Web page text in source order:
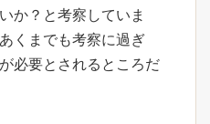
か？と考察していま
くまでも考察に過ぎ
必要とされるところだ